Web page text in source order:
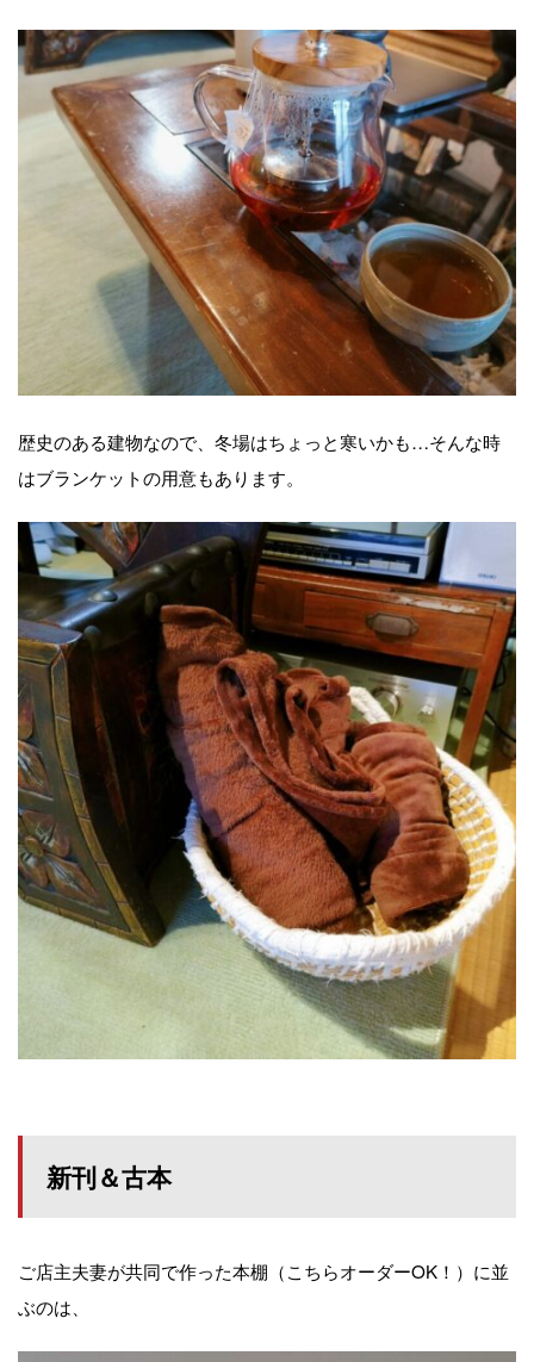
歴史のある建物なので、冬場はちょっと寒いかも…そんな時
はブランケットの用意もあります。
新刊＆古本
ご店主夫妻が共同で作った本棚（こちらオーダーOK！）に並
ぶのは、